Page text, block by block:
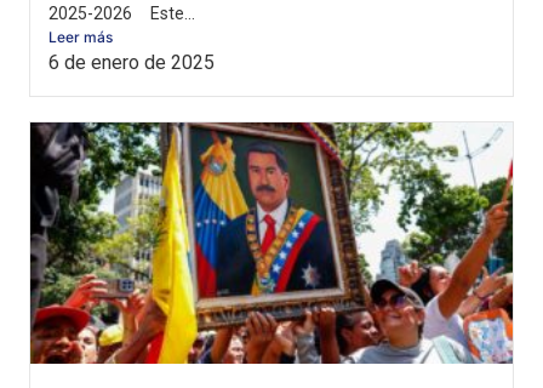
2025-2026 Este...
Leer más
6 de enero de 2025